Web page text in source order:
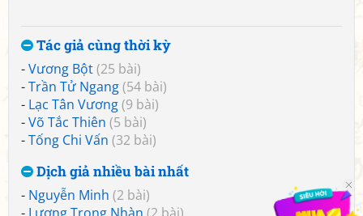
Tác giả cùng thời kỳ
-Vương Bột(25 bài)
-Trần Tử Ngang(54 bài)
- Lạc Tân Vương(9 bài)
-Võ Tắc Thiên (5 bài)
-Tống Chi Vấn (32 bài)
Dịch giả nhiều bài nhất
- Nguyễn Minh (2 bài)